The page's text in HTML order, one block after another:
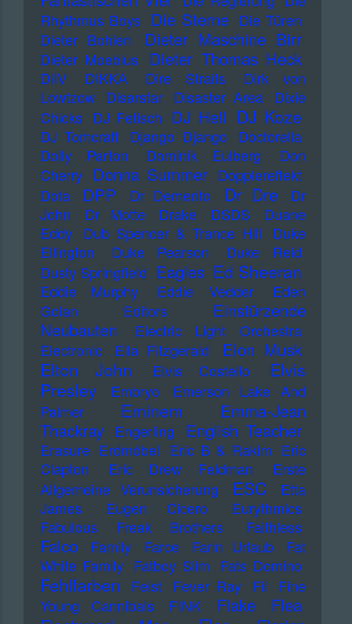
Rhythmus Boys Die Sterne Die Türen
Dieter Bohlen
Dieter Maschine Birr
Dieter Moebius Dieter Thomas Heck
DiIV DIKKA Dire Straits
Dirk von
Lowtzow
Disarstar Disaster Area
Dixie
Chicks DJ Fetisch DJ Hell DJ Koze
DJ Tomcraft Django Django
Doctorella
Dolly Parton
Dominik Eulberg
Don
Cherry Donna Summer Dopplereffekt
Dota
DPP Dr Demento Dr Dre
Dr
John
Dr Motte Drake DSDS
Duane
Eddy
Dub Spencer & Trance Hill
Duke
Ellington
Duke Pearson
Duke Reid
Dusty Springfield Eagles Ed Sheeran
Eddie Murphy Eddie Vedder
Eden
Golan
Editors
Einstürzende
Neubauten
Electric Light Orchestra
Electronic
Ella Fitzgerald Elon Musk
Elton John Elvis Costello
Elvis
Presley
Embryo
Emerson Lake And
Palmer
Eminem
Emma-Jean
Thackray
Engerling English Teacher
Erasure Erdmöbel Eric B & Rakim Eric
Clapton
Eric Drew Feldman
Erste
Allgemeine Verunsicherung
ESC
Etta
James
Eugen Cicero
Eurythmics
Fabulous Freak Brothers
Faithless
Falco Family Farce Farin Urlaub
Fat
White Family Fatboy Slim Fats Domino
Fehlfarben Feist Fever Ray Fil
Fine
Young Cannibals
FINK Flake
Flea